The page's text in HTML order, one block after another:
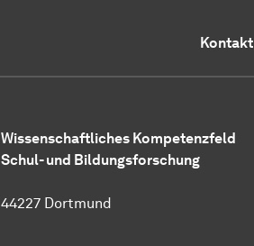
Kontakt
Wissenschaftliches Kompetenzfeld
Schul- und Bildungsforschung
44227 Dortmund